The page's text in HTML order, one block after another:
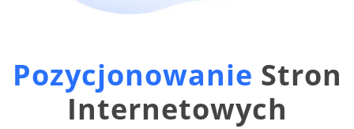
Pozycjonowanie Stron
Internetowych